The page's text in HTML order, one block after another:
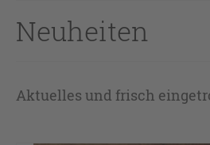
Neuheiten
Aktuelles und frisch